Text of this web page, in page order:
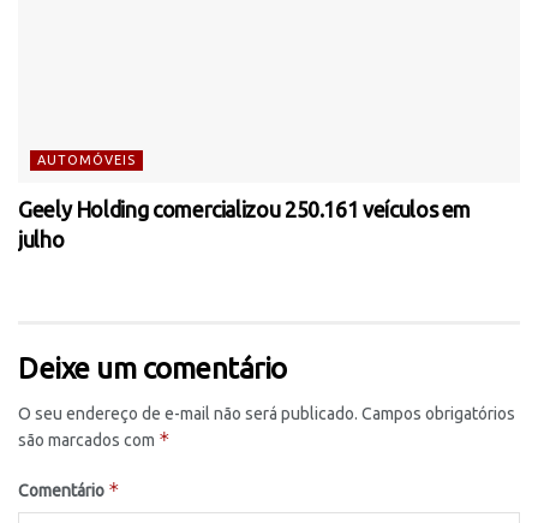
AUTOMÓVEIS
Geely Holding comercializou 250.161 veículos em
julho
Deixe um comentário
O seu endereço de e-mail não será publicado. Campos obrigatórios
são marcados com *
Comentário *